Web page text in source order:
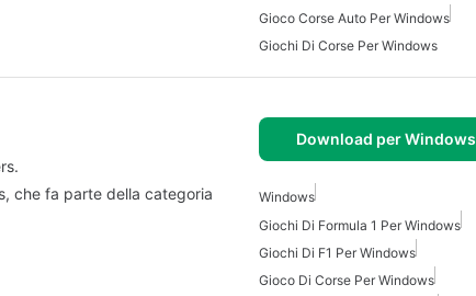
Gioco Corse Auto Per Windows
Giochi Di Corse Per Windows
Download per Windows
che fa parte della categoria
Windows
Giochi Di Formula 1 Per Windows
Giochi Di F1 Per Windows
Gioco Di Corse Per Windows